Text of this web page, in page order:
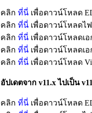
คลิก ที่นี่เพื่อดาวน์โหลด
คลิก ที่นี่เพื่อดาวน์โหลดไ
คลิก ที่นี่เพื่อดาวน์โหลดเอ
คลิก ที่นี่เพื่อดาวน์โหลดเอ
คลิก ที่นี่เพื่อดาวน์โหลด
อัปเดตจาก v11.x ไปเป็น
คลิก ที่นี่เพื่อดาวน์โหลด